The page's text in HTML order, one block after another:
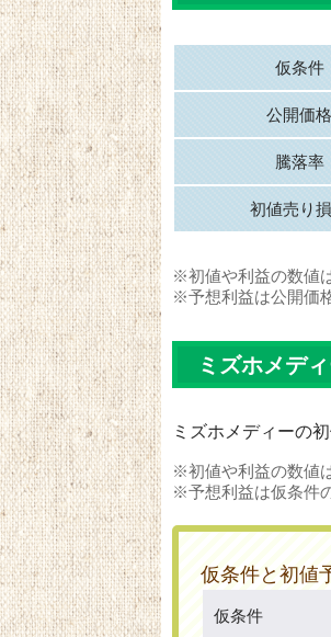
仮条件
公開価格
騰落率
初値売り
※初値や利益の数値
※予想利益は公開価
ミズホメデ
ミズホメディーの
※初値や利益の数値
※予想利益は仮条件
仮条件と初値
仮条件